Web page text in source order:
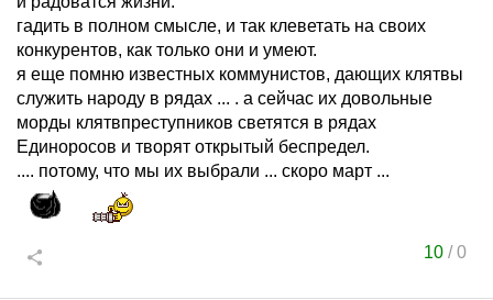
гадить в полном смысле, и так клеветать на своих
конкурентов, как только они и умеют.
я еще помню известных коммунистов, дающих клятвы
служить народу в рядах ... . а сейчас их довольные
морды клятвпреступников светятся в рядах
Единоросов и творят открытый беспредел.
.... потому, что мы их выбрали ... скоро март ...
10 /0